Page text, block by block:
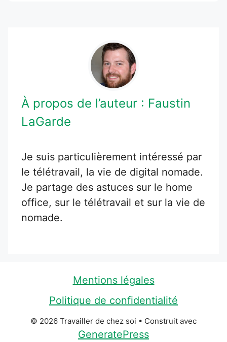
À propos de l’auteur : Faustin
LaGarde
Je suis particulièrement intéressé par
le télétravail, la vie de digital nomade.
Je partage des astuces sur le home
office, sur le télétravail et sur la vie de
nomade.
Mentions légales
Politique de confidentialité
© 2026 Travailler de chez soi • Construit avec
GeneratePress